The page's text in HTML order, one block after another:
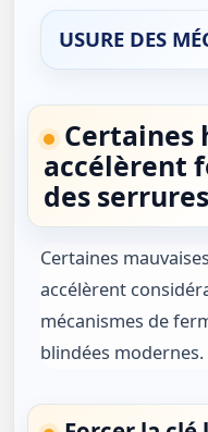
USURE DES
Certaines
accélèrent
des serrures
Certaines
accélèrent
mécanismes de
blindées modernes.